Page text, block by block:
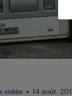
vidéo • 14 août.